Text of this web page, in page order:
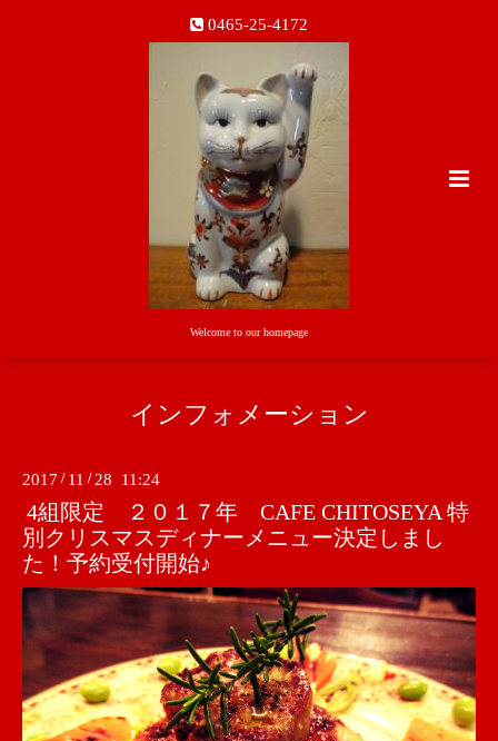
0465-25-4172
Welcome to our homepage
インフォメーション
2017 / 11 / 28 11:24
4組限定 ２０１７年 CAFE CHITOSEYA 特
別クリスマスディナーメニュー決定しまし
た！予約受付開始♪